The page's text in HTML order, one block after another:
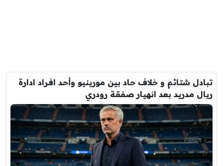
تبادل شتائم و خلاف حاد بين مورينيو وأحد افراد ادارة
ريال مدريد بعد انهيار صفقة رودري